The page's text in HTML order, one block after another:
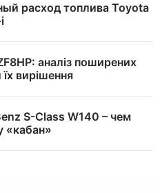
расход топлива Toyota
аналіз поширених
вирішення
S-Class W140 – чем
«кабан»